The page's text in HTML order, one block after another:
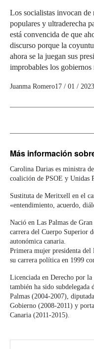
Los socialistas invocan
populares y ultraderecha
está convencida de que
discurso porque la
ahora se la juegan sus
improbables los gobiernos
Juanma Romero17 / 01 / 2023
Más información
Carolina Darias es ministra
coalición de PSOE y Unidas
Sustituta de Meritxell en el
«entendimiento, acuerdo,
Nació en Las Palmas de
carrera del Cuerpo Superior
autonómica canaria.
Primera mujer presidenta del
su carrera política en 1999
Licenciada en Derecho por
también ha sido
Palmas (2004-2007),
Gobierno (2008-2011) y
Canaria (2011-2015).